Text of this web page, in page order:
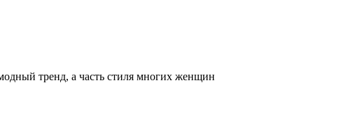
тренд, а часть стиля многих женщин